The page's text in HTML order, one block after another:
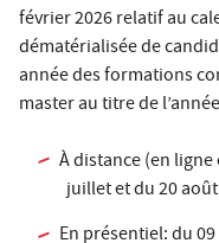
février 2026 relatif au
dématérialisée de
année des formations
master au titre de
À distance (en
juillet et du 20
En présentiel: du